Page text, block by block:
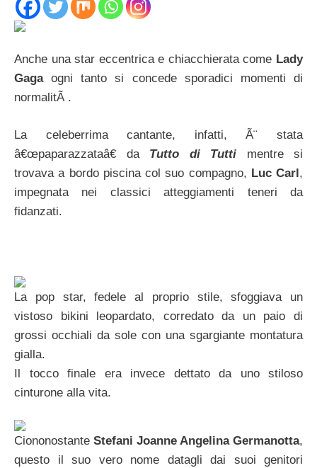
Anche una star eccentrica e chiacchierata come Lady
Gagaogni tanto si concede sporadici momenti di
normalitÃ .
La celeberrima cantante, infatti, Ã¨ stata
â€œpaparazzataâ€ da Tutto di Tutti mentre si
trovava a bordo piscina col suo compagno, Luc Carl,
impegnata nei classici atteggiamenti teneri da
fidanzati.
La pop star, fedele al proprio stile, sfoggiava un
vistoso bikini leopardato, corredato da un paio di
grossi occhiali da sole con una sgargiante montatura
gialla.
Il tocco finale era invece dettato da uno stiloso
cinturone alla vita.
Ciononostante Stefani Joanne Angelina Germanotta,
questo il suo vero nome datagli dai suoi genitori